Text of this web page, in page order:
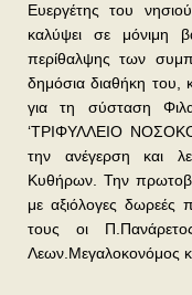
Ευεργέτης του
καλύψει σε μόνιμη
περίθαλψης των
δημόσια διαθήκη του,
για τη σύσταση
‘ΤΡΙΦΥΛΛΕΙΟ
την ανέγερση και
Κυθήρων. Την
με αξιόλογες δωρεές
τους οι
Λεων.Μεγαλοκονόμος